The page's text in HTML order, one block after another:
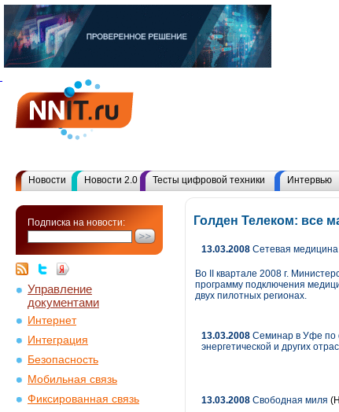
Новости Новости 2.0 Тесты цифровой техники Интервью
Подписка на новости:
Управление
документами
Интернет
Интеграция
Безопасность
Мобильная связь
Фиксированная связь
Голден Телеком: все
13.03.2008 Сетевая медицина
Во II квартале 2008 г.
программу подключения
двух пилотных регионах.
13.03.2008 Семинар в Уфе по
энергетической и других
13.03.2008 Свободная миля